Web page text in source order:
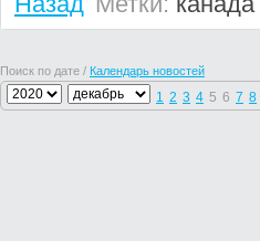
Поиск по дате / Календарь новостей
1 2 3 4 5 6 7 8